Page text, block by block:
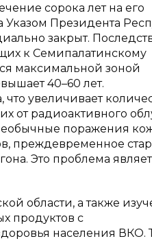
сорока лет на его
Указом Президента
закрыт.
к Семипалатинскому
максимальной зоной
40–60 лет.
увеличивает
от радиоактивного
поражения
преждевременное
Это проблема
области, а также
продуктов с
населения ВКО.